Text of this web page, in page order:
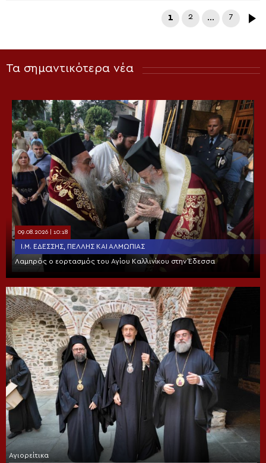
1 2 … 7
Τα σημαντικότερα νέα
09.08.2026 | 10:18
Ι.Μ. ΕΔΈΣΣΗΣ, ΠΈΛΛΗΣ ΚΑΙ ΑΛΜΩΠΊΑΣ
Λαμπρός ο εορτασμός του Αγίου Καλλινίκου στην Έδεσσα
Αγιορείτικα